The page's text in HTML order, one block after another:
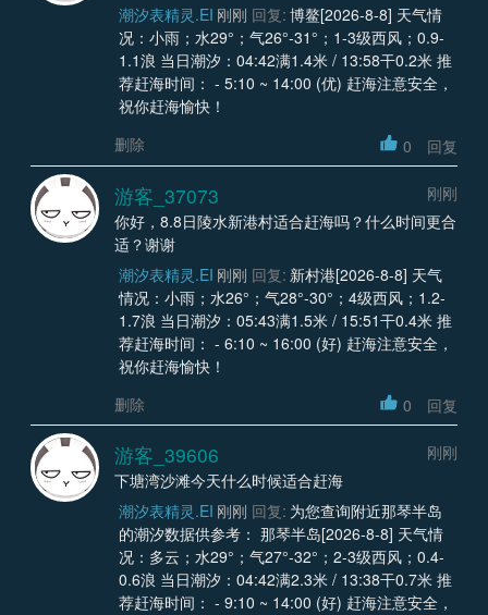
潮汐表精灵.EI 刚刚 回复: 博鳌[2026-8-8] 天气情
况：小雨；水29°；气26°-31°；1-3级西风；0.9-
1.1浪 当日潮汐：04:42满1.4米 / 13:58干0.2米 推
荐赶海时间： - 5:10 ~ 14:00 (优) 赶海注意安全，
祝你赶海愉快！
删除
0 回复
游客_37073
刚刚
你好，8.8日陵水新港村适合赶海吗？什么时间更合
适？谢谢
潮汐表精灵.EI 刚刚 回复: 新村港[2026-8-8] 天气
情况：小雨；水26°；气28°-30°；4级西风；1.2-
1.7浪 当日潮汐：05:43满1.5米 / 15:51干0.4米 推
荐赶海时间： - 6:10 ~ 16:00 (好) 赶海注意安全，
祝你赶海愉快！
删除
0 回复
游客_39606
刚刚
下塘湾沙滩今天什么时候适合赶海
潮汐表精灵.EI 刚刚 回复: 为您查询附近那琴半岛
的潮汐数据供参考： 那琴半岛[2026-8-8] 天气情
况：多云；水29°；气27°-32°；2-3级西风；0.4-
0.6浪 当日潮汐：04:42满2.3米 / 13:38干0.7米 推
荐赶海时间： - 9:10 ~ 14:00 (好) 赶海注意安全，